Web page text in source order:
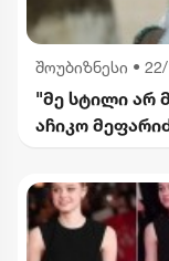
შოუბიზნესი •
"მე სტილი არ
აჩიკო